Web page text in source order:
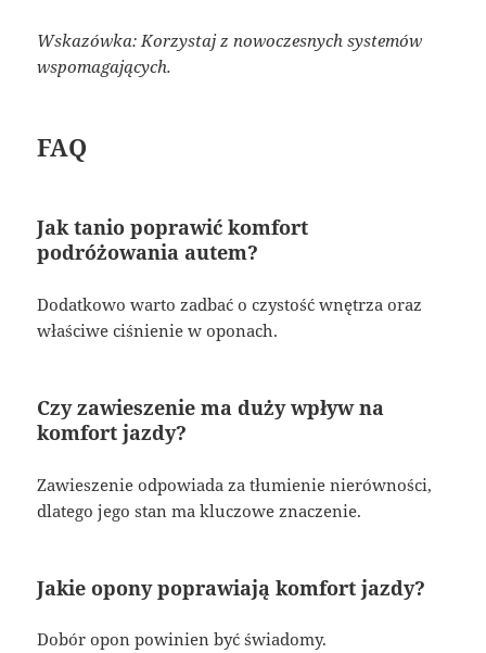
Wskazówka: Korzystaj z nowoczesnych systemów
wspomagających.
FAQ
Jak tanio poprawić komfort
podróżowania autem?
Dodatkowo warto zadbać o czystość wnętrza oraz
właściwe ciśnienie w oponach.
Czy zawieszenie ma duży wpływ na
komfort jazdy?
Zawieszenie odpowiada za tłumienie nierówności,
dlatego jego stan ma kluczowe znaczenie.
Jakie opony poprawiają komfort jazdy?
Dobór opon powinien być świadomy.